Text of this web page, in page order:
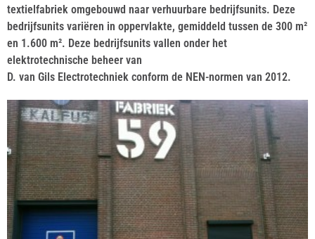
textielfabriek omgebouwd naar verhuurbare bedrijfsunits. Deze
bedrijfsunits variëren in oppervlakte, gemiddeld tussen de 300 m²
en 1.600 m². Deze bedrijfsunits vallen onder het
elektrotechnische beheer van
D. van Gils Electrotechniek conform de NEN-normen van 2012.